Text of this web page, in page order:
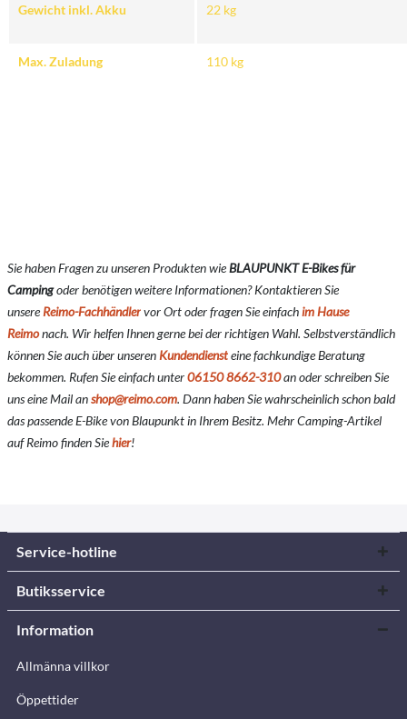
Gewicht inkl. Akku 22 kg
Max. Zuladung 110 kg
Sie haben Fragen zu unseren Produkten wieBLAUPUNKT E-Bikes für
Campingoder benötigen weitere Informationen? Kontaktieren Sie
unsere Reimo-Fachhändlervor Ort oder fragen Sie einfachim Hause
Reimonach. Wir helfen Ihnen gerne bei der richtigen Wahl. Selbstverständlich
können Sie auch über unseren Kundendiensteine fachkundige Beratung
bekommen. Rufen Sie einfach unter06150 8662-310an oder schreiben Sie
uns eine Mail anshop@reimo.com. Dann haben Sie wahrscheinlich schon bald
das passende E-Bike von Blaupunkt in Ihrem Besitz. Mehr Camping-Artikel
auf Reimo finden Siehier!
Service-hotline
Butiksservice
Information
Allmänna villkor
Öppettider